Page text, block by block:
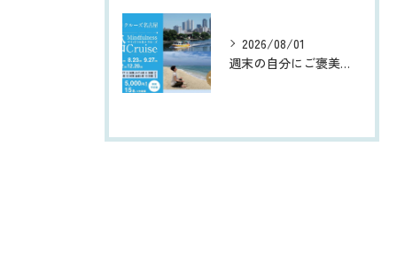
2026/08/01
週末の自分にご褒美を 〜五感でリフレッシュする都会のオアシス®︎ 船 | 『マインドフルネスクルーズ』 ｘ Wellness Trip